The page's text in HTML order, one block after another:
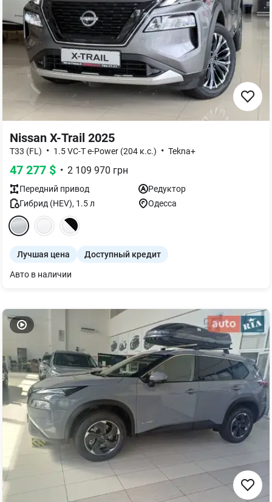
Nissan X-Trail 2025
T33 (FL) • 1.5 VC-T e-Power (204 к.с.) • Tekna+
47 277 $ • 2 109 970 грн
Передний привод
Редуктор
Гибрид (HEV), 1.5л Одесса
Лучшая цена Доступный кредит
Авто в наличии